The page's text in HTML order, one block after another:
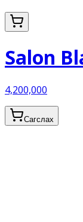
Salon
4,200,000
Сагслах